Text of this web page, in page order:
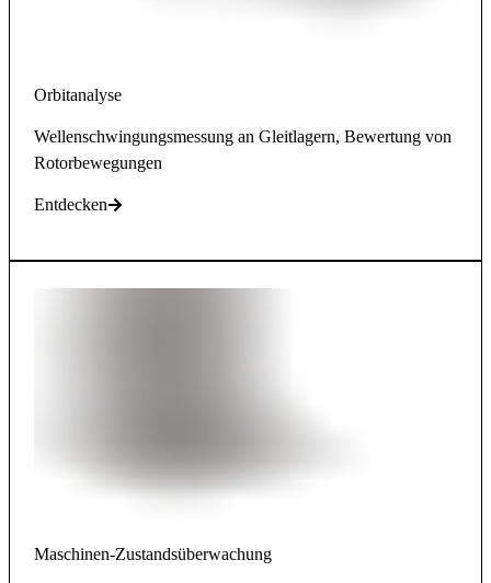
Orbitanalyse
Wellenschwingungsmessung an Gleitlagern, Bewertung von
Rotorbewegungen
Entdecken
Maschinen-Zustandsüberwachung